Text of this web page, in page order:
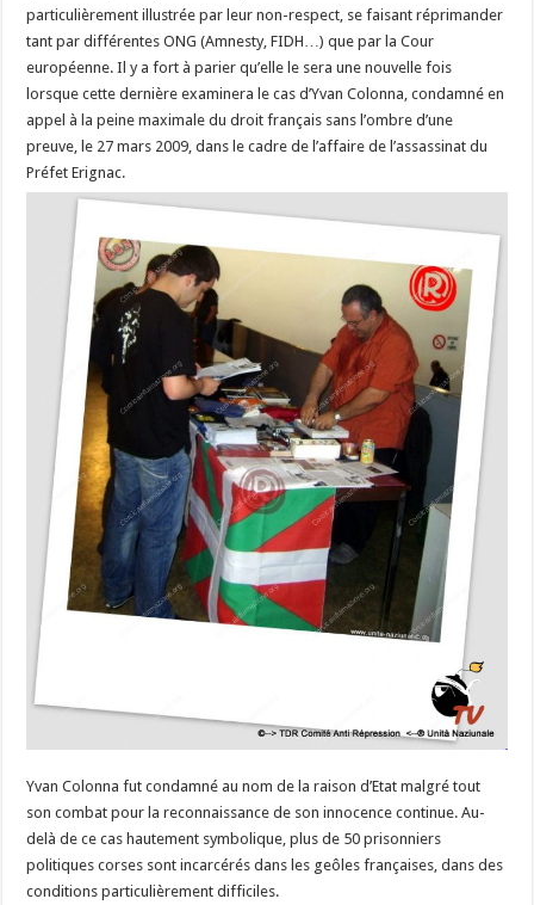
particulièrement illustrée par leur non-respect, se faisant réprimander
tant par différentes ONG (Amnesty, FIDH…) que par la Cour
européenne. Il y a fort à parier qu’elle le sera une nouvelle fois
lorsque cette dernière examinera le cas d’Yvan Colonna, condamné en
appel à la peine maximale du droit français sans l’ombre d’une
preuve, le 27 mars 2009, dans le cadre de l’affaire de l’assassinat du
Préfet Erignac.
Yvan Colonna fut condamné au nom de la raison d’Etat malgré tout
son combat pour la reconnaissance de son innocence continue. Au-
delà de ce cas hautement symbolique, plus de 50 prisonniers
politiques corses sont incarcérés dans les geôles françaises, dans des
conditions particulièrement difficiles.